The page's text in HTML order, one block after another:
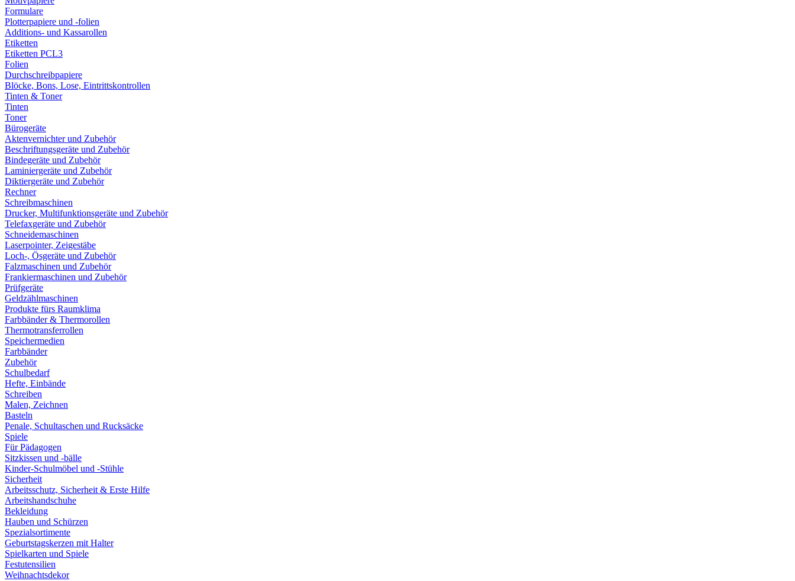
Formulare
Plotterpapiere und -folien
Additions- und Kassarollen
Etiketten
Etiketten PCL3
Folien
Durchschreibpapiere
Blöcke, Bons, Lose, Eintrittskontrollen
Tinten & Toner
Tinten
Toner
Bürogeräte
Aktenvernichter und Zubehör
Beschriftungsgeräte und Zubehör
Bindegeräte und Zubehör
Laminiergeräte und Zubehör
Diktiergeräte und Zubehör
Rechner
Schreibmaschinen
Drucker, Multifunktionsgeräte und Zubehör
Telefaxgeräte und Zubehör
Schneidemaschinen
Laserpointer, Zeigestäbe
Loch-, Ösgeräte und Zubehör
Falzmaschinen und Zubehör
Frankiermaschinen und Zubehör
Prüfgeräte
Geldzählmaschinen
Produkte fürs Raumklima
Farbbänder & Thermorollen
Thermotransferrollen
Speichermedien
Farbbänder
Zubehör
Schulbedarf
Hefte, Einbände
Schreiben
Malen, Zeichnen
Basteln
Penale, Schultaschen und Rucksäcke
Spiele
Für Pädagogen
Sitzkissen und -bälle
Kinder-Schulmöbel und -Stühle
Sicherheit
Arbeitsschutz, Sicherheit & Erste Hilfe
Arbeitshandschuhe
Bekleidung
Hauben und Schürzen
Spezialsortimente
Geburtstagskerzen mit Halter
Spielkarten und Spiele
Festutensilien
Weihnachtsdekor